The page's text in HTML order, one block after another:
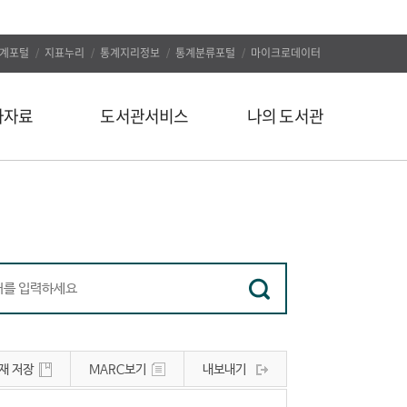
포털 지표누리 통계지리정보 통계분류포털 마이크로데이터
료 도서관서비스
인기도서
정보서비스
유관사이트
공지사항
나의 도서관
대출/예약조회
자료구입신청
나의 서재
나의 서평
저장 MARC보기 내보내기